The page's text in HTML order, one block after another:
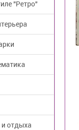
"Ретро"
отдыха